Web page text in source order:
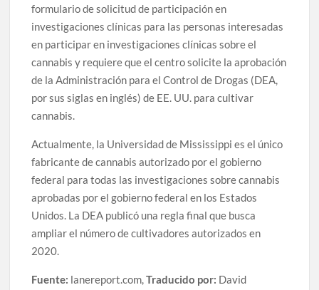
formulario de solicitud de participación en
investigaciones clínicas para las personas interesadas
en participar en investigaciones clínicas sobre el
cannabis y requiere que el centro solicite la aprobación
de la Administración para el Control de Drogas (DEA,
por sus siglas en inglés) de EE. UU. para cultivar
cannabis.
Actualmente, la Universidad de Mississippi es el único
fabricante de cannabis autorizado por el gobierno
federal para todas las investigaciones sobre cannabis
aprobadas por el gobierno federal en los Estados
Unidos. La DEA publicó una regla final que busca
ampliar el número de cultivadores autorizados en
2020.
Fuente: lanereport.com,Traducido por: David